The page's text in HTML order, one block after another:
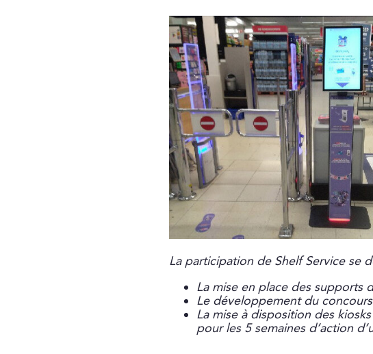
La participation de Shelf Service se
La mise en place des supports
Le développement du
La mise à disposition des
pour les 5 semaines d’action